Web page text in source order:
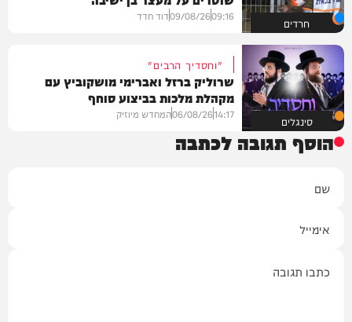
חרדים 09:16
09/08/26דוד חדד
סינגלים
"וחסדיך הרבים"
שרוליק ברזל ואברימי מושקוביץ עם
מקהלת מלכות בביצוע סוחף
14:17
06/08/26המחדש מיוזיק
הוסף תגובה לכתבה